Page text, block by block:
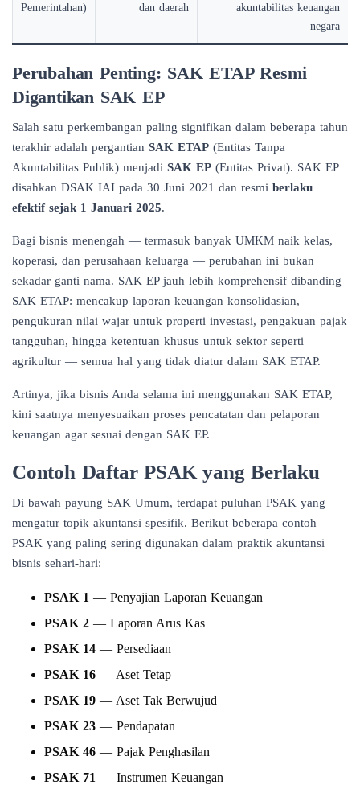
Pemerintahan)
dan daerah
akuntabilitas keuangan
negara
Perubahan Penting: SAK ETAP Resmi
Digantikan SAK EP
Salah satu perkembangan paling signifikan dalam beberapa tahun
terakhir adalah pergantian SAK ETAP (Entitas Tanpa
Akuntabilitas Publik) menjadi SAK EP (Entitas Privat). SAK EP
disahkan DSAK IAI pada 30 Juni 2021 dan resmi berlaku
efektif sejak 1 Januari 2025.
Bagi bisnis menengah — termasuk banyak UMKM naik kelas,
koperasi, dan perusahaan keluarga — perubahan ini bukan
sekadar ganti nama. SAK EP jauh lebih komprehensif dibanding
SAK ETAP: mencakup laporan keuangan konsolidasian,
pengukuran nilai wajar untuk properti investasi, pengakuan pajak
tangguhan, hingga ketentuan khusus untuk sektor seperti
agrikultur — semua hal yang tidak diatur dalam SAK ETAP.
Artinya, jika bisnis Anda selama ini menggunakan SAK ETAP,
kini saatnya menyesuaikan proses pencatatan dan pelaporan
keuangan agar sesuai dengan SAK EP.
Contoh Daftar PSAK yang Berlaku
Di bawah payung SAK Umum, terdapat puluhan PSAK yang
mengatur topik akuntansi spesifik. Berikut beberapa contoh
PSAK yang paling sering digunakan dalam praktik akuntansi
bisnis sehari-hari:
PSAK 1 — Penyajian Laporan Keuangan
PSAK 2 — Laporan Arus Kas
PSAK 14 — Persediaan
PSAK 16 — Aset Tetap
PSAK 19 — Aset Tak Berwujud
PSAK 23 — Pendapatan
PSAK 46 — Pajak Penghasilan
PSAK 71 — Instrumen Keuangan